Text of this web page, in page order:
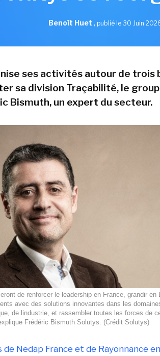
Benoît Huet , publié le 30 Juin
ses activités autour de trois
sa division Traçabilité, le
Bismuth, un expert du secteur.
de renforcer le leadership en France, grandir en
avec des solutions innovantes dans les
de lindustrie, et rassembler toutes les forces de
Frédéric Bismuth Solutys. (Crédit Solutys)
Nedap France et de Rayonnance en